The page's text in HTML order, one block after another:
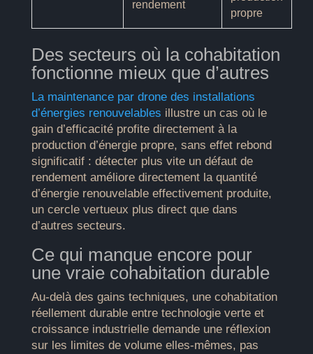
rendement
propre
Des secteurs où la cohabitation
fonctionne mieux que d’autres
La maintenance par drone des installations
d’énergies renouvelables illustre un cas où le
gain d’efficacité profite directement à la
production d’énergie propre, sans effet rebond
significatif : détecter plus vite un défaut de
rendement améliore directement la quantité
d’énergie renouvelable effectivement produite,
un cercle vertueux plus direct que dans
d’autres secteurs.
Ce qui manque encore pour
une vraie cohabitation durable
Au-delà des gains techniques, une cohabitation
réellement durable entre technologie verte et
croissance industrielle demande une réflexion
sur les limites de volume elles-mêmes, pas